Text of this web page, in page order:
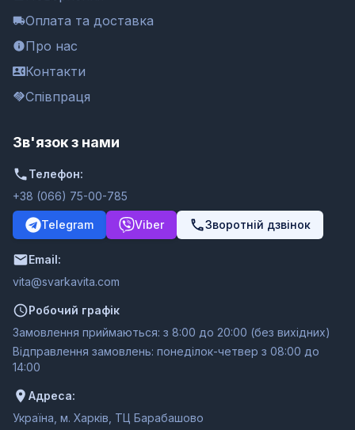
Оплата та доставка
Про нас
Контакти
Співпраця
Зв'язок з нами
Телефон:
+38 (066) 75-00-785
Telegram Viber Зворотній дзвінок
Email:
moc.ativakravs@ativ
Робочий графік
Замовлення приймаються: з 8:00 до 20:00 (без вихідних)
Відправлення замовлень: понеділок-четвер з 08:00 до
14:00
Адреса:
Україна, м. Харків, ТЦ Барабашово